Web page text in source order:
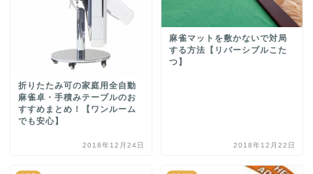
折りたたみ可の家庭用全自動
麻雀卓・手積みテーブルのお
すすめまとめ！【ワンルーム
でも安心】
2018年12月24日
麻雀マットを敷かないで対局
する方法【リバーシブルこた
つ】
2018年12月22日